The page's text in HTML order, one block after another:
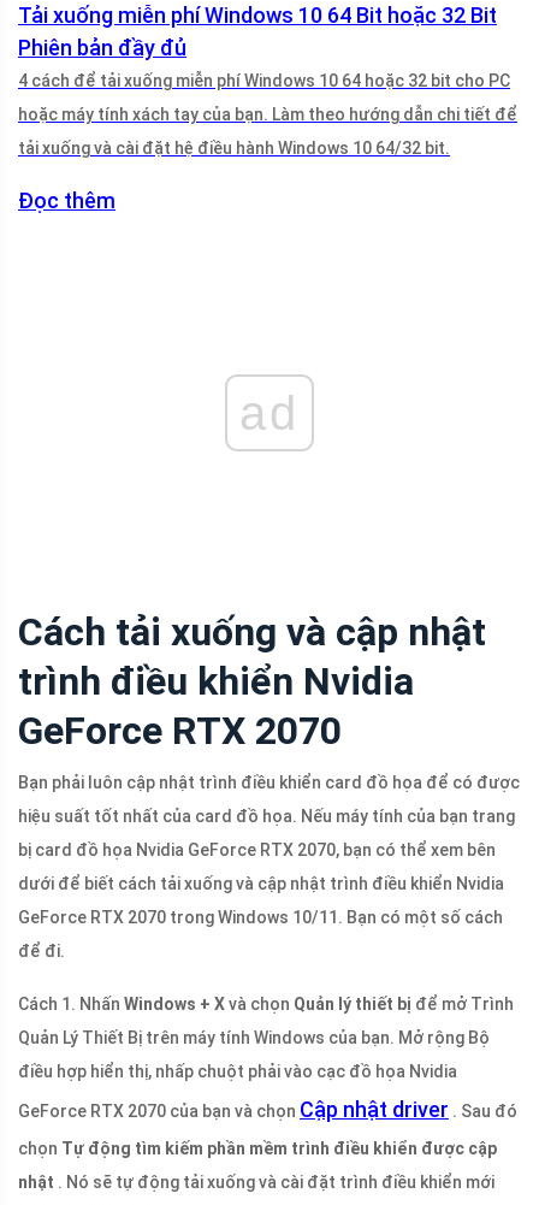
Tải xuống miễn phí Windows 10 64 Bit hoặc 32 Bit
Phiên bản đầy đủ
4 cách để tải xuống miễn phí Windows 10 64 hoặc 32 bit cho PC
hoặc máy tính xách tay của bạn. Làm theo hướng dẫn chi tiết để
tải xuống và cài đặt hệ điều hành Windows 10 64/32 bit.
Đọc thêm
ad
Cách tải xuống và cập nhật
trình điều khiển Nvidia
GeForce RTX 2070
Bạn phải luôn cập nhật trình điều khiển card đồ họa để có được
hiệu suất tốt nhất của card đồ họa. Nếu máy tính của bạn trang
bị card đồ họa Nvidia GeForce RTX 2070, bạn có thể xem bên
dưới để biết cách tải xuống và cập nhật trình điều khiển Nvidia
GeForce RTX 2070 trong Windows 10/11. Bạn có một số cách
để đi.
Cách 1. Nhấn Windows + Xvà chọn Quản lý thiết bị để mở Trình
Quản Lý Thiết Bị trên máy tính Windows của bạn. Mở rộng Bộ
điều hợp hiển thị, nhấp chuột phải vào cạc đồ họa Nvidia
GeForce RTX 2070 của bạn và chọn Cập nhật driver . Sau đó
chọn Tự động tìm kiếm phần mềm trình điều khiển được cập
nhật . Nó sẽ tự động tải xuống và cài đặt trình điều khiển mới